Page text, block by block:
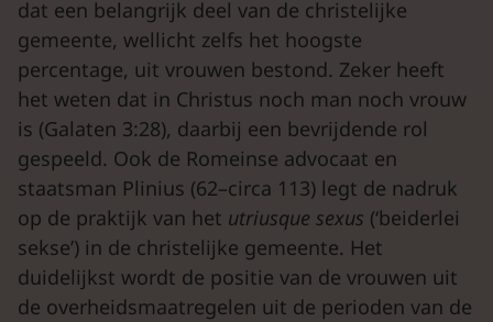
dat een belangrijk deel van de christelijke
gemeente, wellicht zelfs het hoogste
percentage, uit vrouwen bestond. Zeker heeft
het weten dat in Christus noch man noch vrouw
is (Galaten 3:28), daarbij een bevrijdende rol
gespeeld. Ook de Romeinse advocaat en
staatsman Plinius (62–circa 113) legt de nadruk
op de praktijk van het utriusque sexus (‘beiderlei
sekse’) in de christelijke gemeente. Het
duidelijkst wordt de positie van de vrouwen uit
de overheidsmaatregelen uit de perioden van de